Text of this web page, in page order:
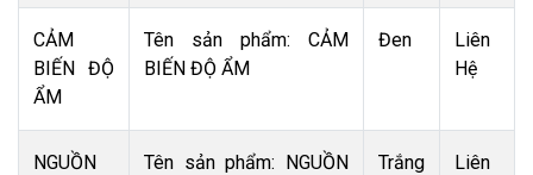
CẢM
BIẾN ĐỘ
ẨM
Tên sản phẩm: CẢM
BIẾN ĐỘ ẨM
Đen
Liên
Hệ
NGUỒN
Tên sản phẩm: NGUỒN
Trắng
Liên